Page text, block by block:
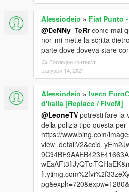
Alessiodeio » Fiat Punto
@DeNNy_TeRrcome mai
non mi mette la scritta
parte dove doveva stare
Погледни контекст
Јануари 14, 2021
Alessiodeio » Iveco
d'Italia [Replace / FiveM]
@LeoneTV potresti fare la
della polizia tipo questa per
https://www.bing.com/